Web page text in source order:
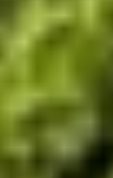
Weingüter &
Weingüter &
Weingüter &
Weingüter &
Weingüter &
Weingüter &